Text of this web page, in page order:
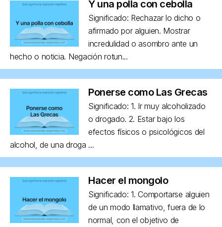
Y una polla con cebolla
Significado: Rechazar lo dicho o
afirmado por alguien. Mostrar
incredulidad o asombro ante un
hecho o noticia. Negación rotun...
Ponerse como Las Grecas
Significado: 1. Ir muy alcoholizado
o drogado. 2. Estar bajo los
efectos físicos o psicológicos del
alcohol, de una droga ...
Hacer el mongolo
Significado: 1. Comportarse alguien
de un modo llamativo, fuera de lo
normal, con el objetivo de